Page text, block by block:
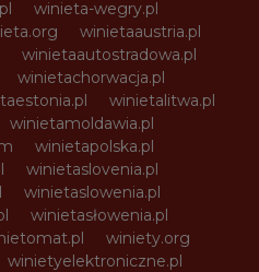
winieta-wegry.pl
winietaaustria.pl
winietaautostradowa.pl
winietachorwacja.pl
winietalitwa.pl
winietamoldawia.pl
winietapolska.pl
winietaslovenia.pl
winietaslowenia.pl
winietasłowenia.pl
winiety.org
winietyelektroniczne.pl